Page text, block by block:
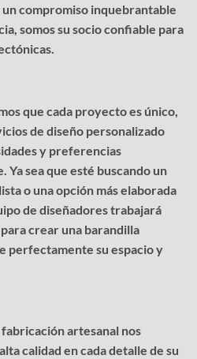
compromiso inquebrantable
somos su socio confiable para
que cada proyecto es único,
de diseño personalizado
y preferencias
Ya sea que esté buscando un
o una opción más elaborada
de diseñadores trabajará
crear una barandilla
perfectamente su espacio y
artesanal nos
calidad en cada detalle de su